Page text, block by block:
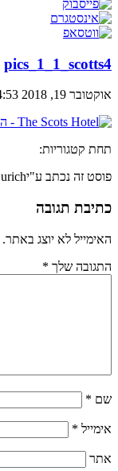
pics_1_1_scotts4
אוקטובר 19, 2018 4:53 am
תחת קטגוריות:
פוסט זה נכתב ע"יurich
כתיבת תגובה
האימייל לא יוצג באתר.
התגובה שלך *
שם *
אימייל *
אתר